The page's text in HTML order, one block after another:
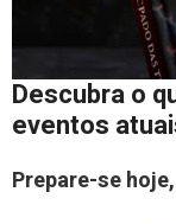
Descubra o
eventos
Prepare-se